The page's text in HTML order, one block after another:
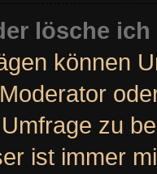
lösche
können
zu
ist immer